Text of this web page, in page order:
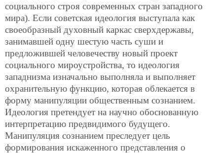
социального строя современных стран западного
мира). Если советская идеология выступала как
своеобразный духовный каркас сверхдержавы,
занимавшей одну шестую часть суши и
предложившей человечеству новый проект
социального мироустройства, то идеология
западнизма изначально выполняла и выполняет
охранительную функцию, которая облекается в
форму манипуляции общественным сознанием.
Идеология претендует на научно обоснованную
интерпретацию предвидимого будущего.
Манипуляция сознанием преследует цель
формирования искаженного представления о